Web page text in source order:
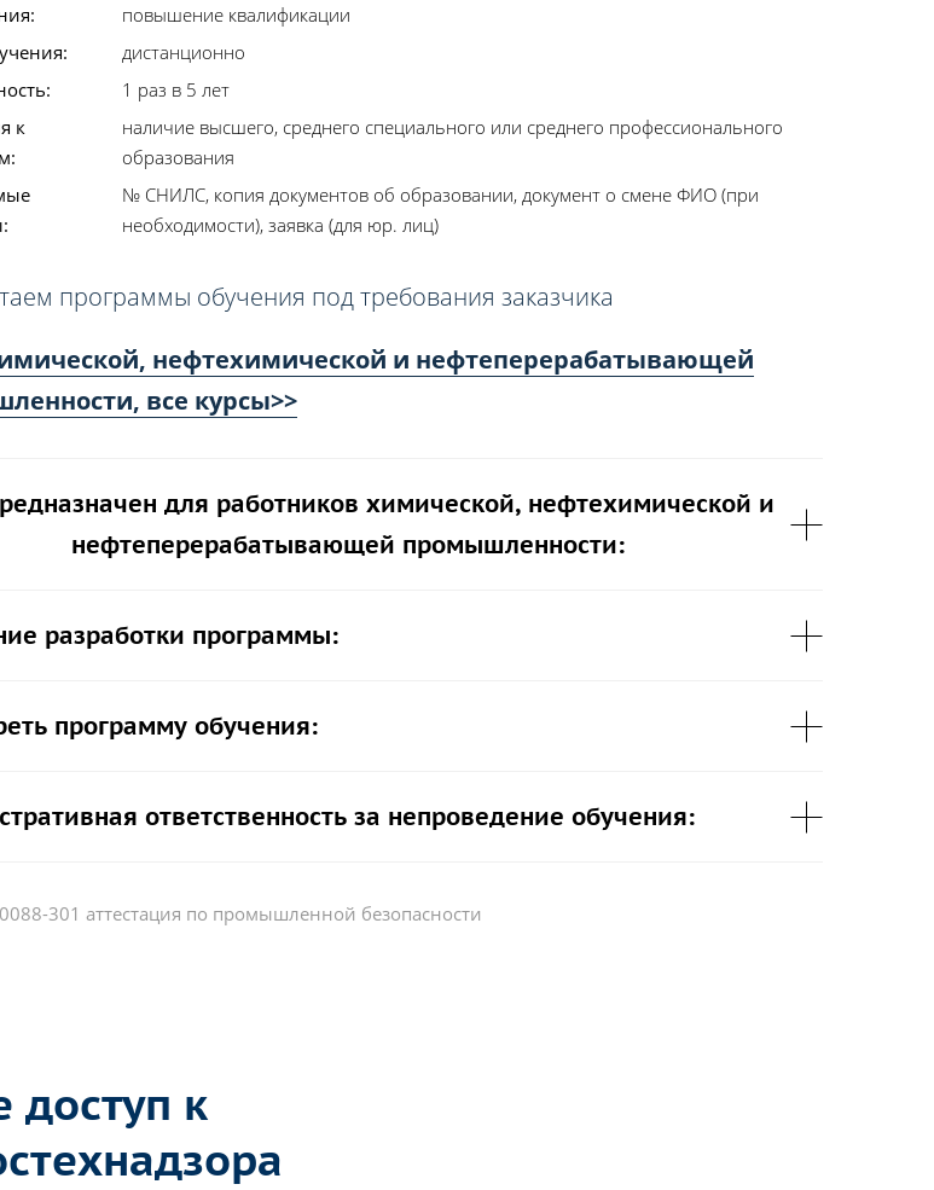
повышение квалификации
дистанционно
1 раз в 5 лет
к
наличие высшего, среднего специального или среднего профессионального
образования
№ СНИЛС, копия документов об образовании, документ о смене ФИО (при
необходимости), заявка (для юр. лиц)
программы обучения под требования заказчика
нефтехимической и нефтеперерабатывающей
все курсы>>
для работников химической, нефтехимической и
нефтеперерабатывающей промышленности:
разработки программы:
программу обучения:
ответственность за непроведение обучения:
301 аттестация по промышленной безопасности
доступ к